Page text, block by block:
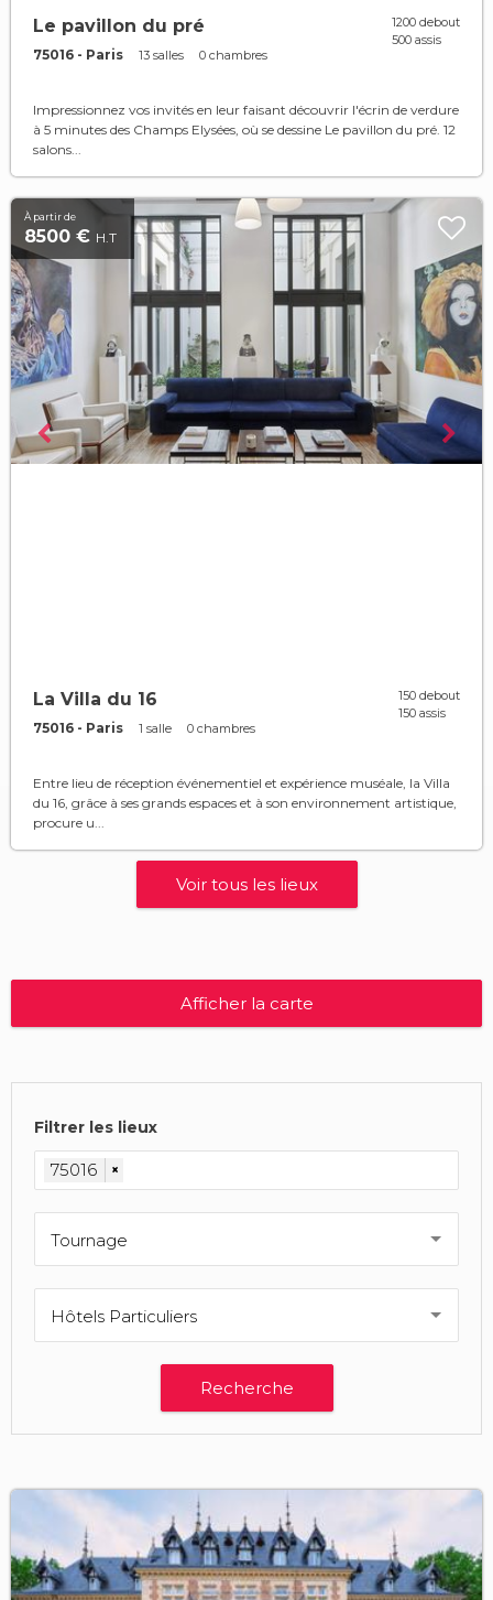
Le pavillon du pré
75016 - Paris 13 salles 0 chambres
1200 debout
500 assis
Impressionnez vos invités en leur faisant découvrir l'écrin de verdure
à 5 minutes des Champs Elysées, où se dessine Le pavillon du pré. 12
salons...
À partir de
8500 € H.T
La Villa du 16
75016 - Paris 1 salle 0 chambres
150 debout
150 assis
Entre lieu de réception événementiel et expérience muséale, la Villa
du 16, grâce à ses grands espaces et à son environnement artistique,
procure u...
Voir tous les lieux
Afficher la carte
Filtrer les lieux
75016 ×
Tournage
Hôtels Particuliers